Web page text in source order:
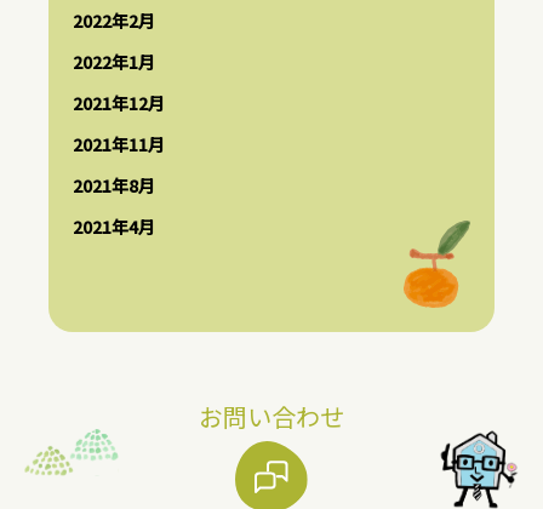
2022年2月
2022年1月
2021年12月
2021年11月
2021年8月
2021年4月
お問い合わせ